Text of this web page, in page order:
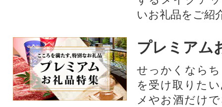
いお礼品をご紹
プレミアム
せっかくなら
を受け取りた
メやお酒だけ